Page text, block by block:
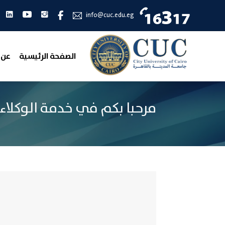
info@cuc.edu.eg فيس بوكانستجراميوتيوب
الصفحة الرئيسية
مرحبا بكم في خدمة الوكلاء